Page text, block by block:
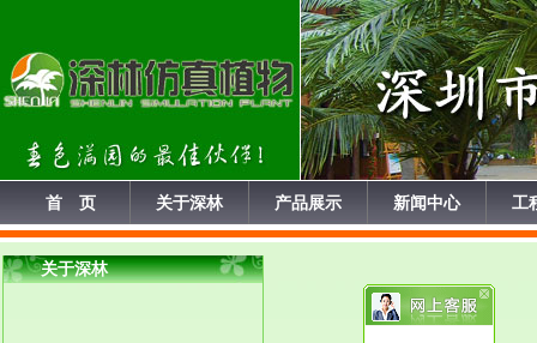
首 页 关于深林 产品展示 新闻中心 工
关于深林